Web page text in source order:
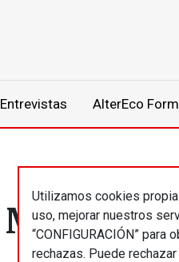
Entrevistas AlterEco
Utilizamos cookies
uso, mejorar nuestros
“CONFIGURACIÓN”
rechazas. Puede
Mayo